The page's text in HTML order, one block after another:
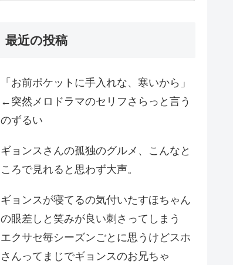
最近の投稿
「お前ポケットに手入れな、寒いから」
←突然メロドラマのセリフさらっと言う
のずるい
ギョンスさんの孤独のグルメ、こんなと
ころで見れると思わず大声。
ギョンスが寝てるの気付いたすほちゃん
の眼差しと笑みが良い刺さってしまう
エクサセ毎シーズンごとに思うけどスホ
さんってまじでギョンスのお兄ちゃ